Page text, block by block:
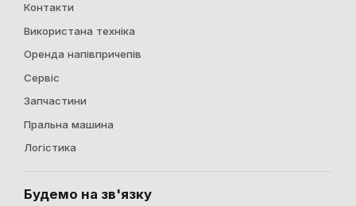
Контакти
Використана техніка
Оренда напівпричепів
Сервіс
Запчастини
Пральна машина
Логістика
Будемо на зв'язку